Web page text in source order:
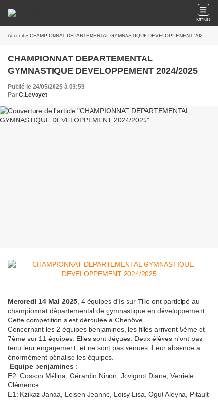
MENU
Accueil » CHAMPIONNAT DEPARTEMENTAL GYMNASTIQUE DEVELOPPEMENT 2024/2025
CHAMPIONNAT DEPARTEMENTAL
GYMNASTIQUE DEVELOPPEMENT 2024/2025
Publié le 24/05/2025 à 09:59
Par C.Levoyet
Mercredi 14 Mai 2025 , 4 équipes d'Is sur Tille ont participé au
championnat départemental de gymnastique en développement.
Cette compétition s'est déroulée à Chenôve.
Concernant les 2 équipes benjamines, les filles arrivent 5ème et
7ème sur 11 équipes. Elles sont déçues. Deux élèves n'ont pas
tenu leur engagement, et ne sont pas venues. Leur absence a
énormément pénalisé les équipes.
Equipe benjamines :
E2: Cosson Mélina, Gérardin Ninon, Jovignot Diane, Verriele
Clémence.
E1: Kzikaz Janaa, Leisen Jeanne, Loisy Lisa, Ogut Aleyna, Pitault